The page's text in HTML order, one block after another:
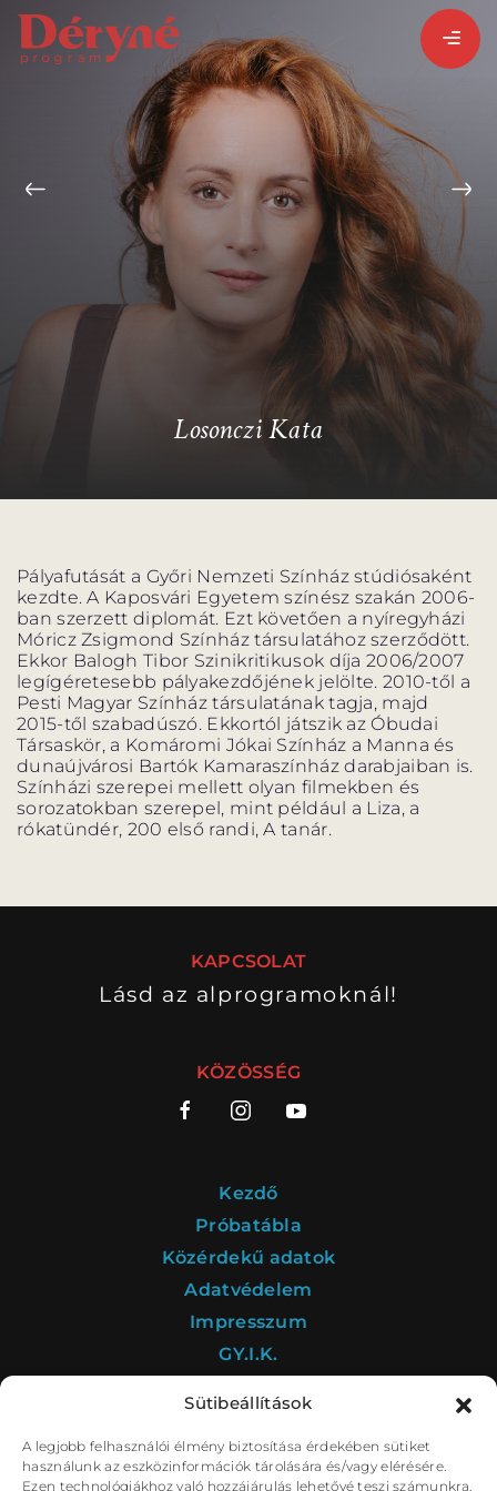
Sütibeállítások
A legjobb felhasználói élmény biztosítása érdekében sütiket
használunk az eszközinformációk tárolására és/vagy elérésére.
Ezen technológiákhoz való hozzájárulás lehetővé teszi számunkra,
BEJELENTKEZEM
PROGRAMISMERTETŐ
PROGRAM
PROGRAM
ALPROGRAMOK
ORSZÁGJÁRÁS VÁNDORSZÍNHÁZ
BARANGOLÓ NE BÁNTS VILÁG
PROJEKTEK
DRÁMA E-LEARNING
WEBSHOP
STÁB SZAKMAI BIZOTTSÁG
Losonczi Kata
Pályafutását a Győri Nemzeti Színház stúdiósaként
kezdte. A Kaposvári Egyetem színész szakán 2006-
ban szerzett diplomát. Ezt követően a nyíregyházi
Móricz Zsigmond Színház társulatához szerződött.
Ekkor Balogh Tibor Szinikritikusok díja 2006/2007
legígéretesebb pályakezdőjének jelölte. 2010-től a
Pesti Magyar Színház társulatának tagja, majd
2015-től szabadúszó. Ekkortól játszik az Óbudai
Társaskör, a Komáromi Jókai Színház a Manna és
dunaújvárosi Bartók Kamaraszínház darabjaiban is.
Színházi szerepei mellett olyan filmekben és
sorozatokban szerepel, mint például a Liza, a
rókatündér, 200 első randi, A tanár.
KAPCSOLAT
Lásd az alprogramoknál!
KÖZÖSSÉG
Kezdő
Próbatábla
Közérdekű adatok
Adatvédelem
Impresszum
GY.I.K.
A Déryné Program kultúrstratégiai intézménye a
Nemzeti Színház.